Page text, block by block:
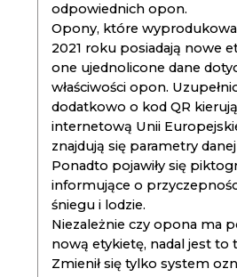
odpowiednich opon.
Opony, które
2021 roku posiadają nowe
one ujednolicone dane
właściwości opon.
dodatkowo o kod QR
internetową Unii
znajdują się parametry
Ponadto pojawiły się
informujące o
śniegu i lodzie.
Niezależnie czy opona ma
nową etykietę, nadal jest to
Zmienił się tylko system